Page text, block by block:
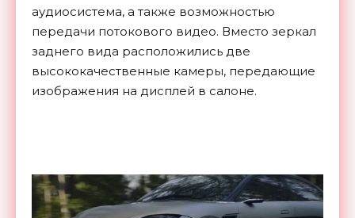
аудиосистема, а также возможностью
передачи потокового видео. Вместо зеркал
заднего вида расположились две
высококачественные камеры, передающие
изображения на дисплей в салоне.